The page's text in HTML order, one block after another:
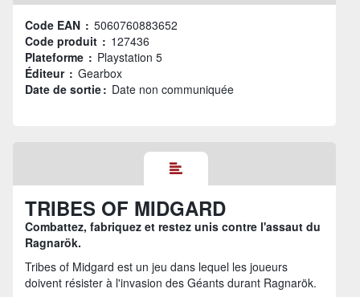
Code EAN : 5060760883652
Code produit : 127436
Plateforme : Playstation 5
Éditeur : Gearbox
Date de sortie : Date non communiquée
TRIBES OF MIDGARD
Combattez, fabriquez et restez unis contre l'assaut du
Ragnarök.
Tribes of Midgard est un jeu dans lequel les joueurs
doivent résister à l'invasion des Géants durant Ragnarök.